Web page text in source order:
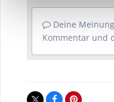
Deine
Kommentar und